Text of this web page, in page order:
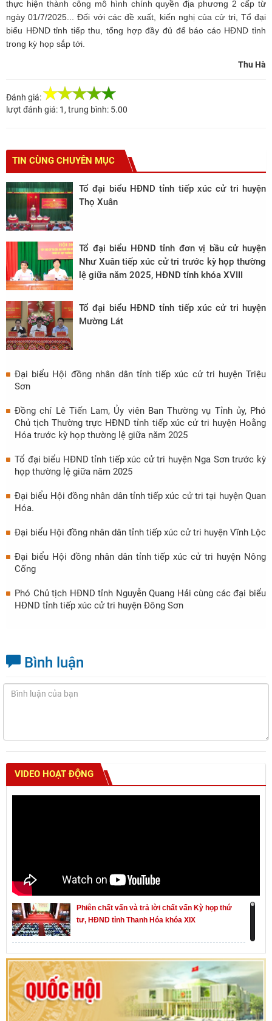
thực hiện thành công mô hình chính quyền địa phương 2 cấp từ
ngày 01/7/2025... Đối với các đề xuất, kiến nghị của cử tri, Tổ đại
biểu HĐND tỉnh tiếp thu, tổng hợp đầy đủ để báo cáo HĐND tỉnh
trong kỳ họp sắp tới.
Thu Hà
Đánh giá:
lượt đánh giá: 1 , trung bình: 5.00
TIN CÙNG CHUYÊN MỤC
Tổ đại biểu HĐND tỉnh tiếp xúc cử tri huyện
Thọ Xuân
Tổ đại biểu HĐND tỉnh đơn vị bầu cử huyện
Như Xuân tiếp xúc cử tri trước kỳ họp thường
lệ giữa năm 2025, HĐND tỉnh khóa XVIII
Tổ đại biểu HĐND tỉnh tiếp xúc cử tri huyện
Mường Lát
Đại biểu Hội đồng nhân dân tỉnh tiếp xúc cử tri huyện Triệu
Sơn
Đồng chí Lê Tiến Lam, Ủy viên Ban Thường vụ Tỉnh ủy, Phó
Chủ tịch Thường trực HĐND tỉnh tiếp xúc cử tri huyện Hoằng
Hóa trước kỳ họp thường lệ giữa năm 2025
Tổ đại biểu HĐND tỉnh tiếp xúc cử tri huyện Nga Sơn trước kỳ
họp thường lệ giữa năm 2025
Đại biểu Hội đồng nhân dân tỉnh tiếp xúc cử tri tại huyện Quan
Hóa.
Đại biểu Hội đồng nhân dân tỉnh tiếp xúc cử tri huyện Vĩnh Lộc
Đại biểu Hội đồng nhân dân tỉnh tiếp xúc cử tri huyện Nông
Cống
Phó Chủ tịch HĐND tỉnh Nguyễn Quang Hải cùng các đại biểu
HĐND tỉnh tiếp xúc cử tri huyện Đông Sơn
Bình luận
VIDEO HOẠT ĐỘNG
Phiên chất vấn và trả lời chất vấn Kỳ họp thứ
tư, HĐND tỉnh Thanh Hóa khóa XIX
Khai mạc kỳ họp thứ Nhất, Quốc hội khóa XVI
Hướng dẫn quy trình bỏ phiếu bầu cử ĐBQH
khoá XVI và đại biểu HĐND các cấp nhiệm kỳ